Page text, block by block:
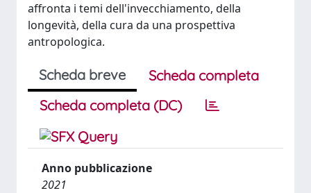
affronta i temi dell'invecchiamento, della
longevità, della cura da una prospettiva
antropologica.
Scheda breve
Scheda completa
Scheda completa (DC)
Anno pubblicazione
2021